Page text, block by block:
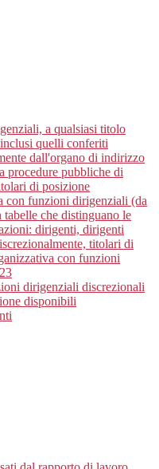
a qualsiasi titolo
quelli conferiti
dall'organo di indirizzo
procedure pubbliche di
di posizione
con funzioni dirigenziali (da
tabelle che distinguano le
dirigenti, dirigenti
titolari di
con funzioni
23
dirigenziali discrezionali
disponibili